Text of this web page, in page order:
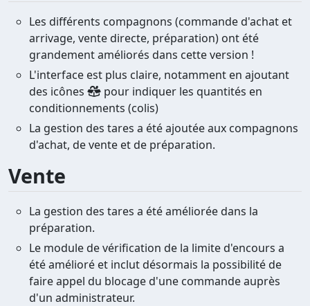
Les différents compagnons (commande d'achat et
arrivage, vente directe, préparation) ont été
grandement améliorés dans cette version !
L'interface est plus claire, notamment en ajoutant
des icônes
pour indiquer les quantités en
conditionnements (colis)
La gestion des tares a été ajoutée aux compagnons
d'achat, de vente et de préparation.
Vente
La gestion des tares a été améliorée dans la
préparation.
Le module de vérification de la limite d'encours a
été amélioré et inclut désormais la possibilité de
faire appel du blocage d'une commande auprès
d'un administrateur.